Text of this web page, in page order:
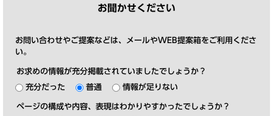
お聞かせください
お問い合わせやご提案などは、メールやWEB提案箱をご利用くださ
い。
お求めの情報が充分掲載されていましたでしょうか？
充分だった
普通 情報が足りない
ページの構成や内容、表現はわかりやすかったでしょうか？